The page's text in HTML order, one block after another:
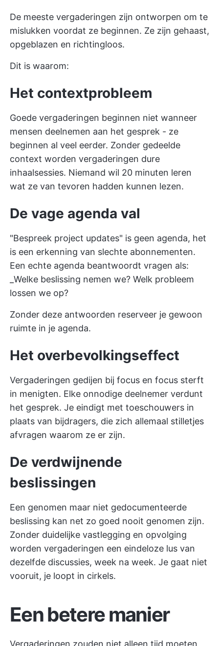
De meeste vergaderingen zijn ontworpen om te
mislukken voordat ze beginnen. Ze zijn gehaast,
opgeblazen en richtingloos.
Dit is waarom:
Het contextprobleem
Goede vergaderingen beginnen niet wanneer
mensen deelnemen aan het gesprek - ze
beginnen al veel eerder. Zonder gedeelde
context worden vergaderingen dure
inhaalsessies. Niemand wil 20 minuten leren
wat ze van tevoren hadden kunnen lezen.
De vage agenda val
"Bespreek project updates" is geen agenda, het
is een erkenning van slechte abonnementen.
Een echte agenda beantwoordt vragen als:
_Welke beslissing nemen we? Welk probleem
lossen we op?
Zonder deze antwoorden reserveer je gewoon
ruimte in je agenda.
Het overbevolkingseffect
Vergaderingen gedijen bij focus en focus sterft
in menigten. Elke onnodige deelnemer verdunt
het gesprek. Je eindigt met toeschouwers in
plaats van bijdragers, die zich allemaal stilletjes
afvragen waarom ze er zijn.
De verdwijnende
beslissingen
Een genomen maar niet gedocumenteerde
beslissing kan net zo goed nooit genomen zijn.
Zonder duidelijke vastlegging en opvolging
worden vergaderingen een eindeloze lus van
dezelfde discussies, week na week. Je gaat niet
vooruit, je loopt in cirkels.
Een betere manier
Vergaderingen zouden niet alleen tijd moeten